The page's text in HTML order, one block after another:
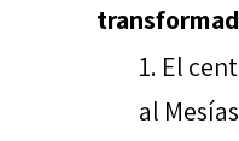
El
al